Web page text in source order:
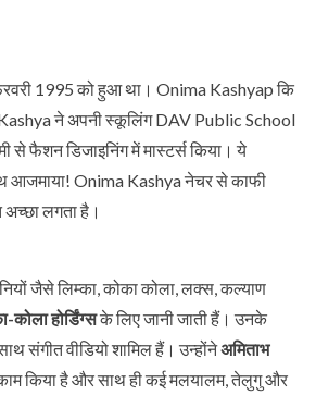
1995 को हुआ था। Onima Kashyap कि
ने अपनी स्कूलिंग DAV Public School
से फैशन डिजाइनिंग में मास्टर्स किया। ये
आजमाया! Onima Kashya नेचर से काफी
लगता है।
जैसे लिम्का, कोका कोला, लक्स, कल्याण
कोला होर्डिंग्सके लिए जानी जाती हैं। उनके
संगीत वीडियो शामिल हैं। उन्होंनेअमिताभ
किया है और साथ ही कई मलयालम, तेलुगु और